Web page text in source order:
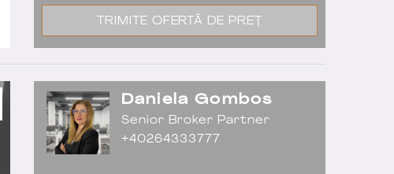
Daniela Gombos
Senior Broker Partner
+40264333777
TRIMITE OFERTĂ DE PREȚ